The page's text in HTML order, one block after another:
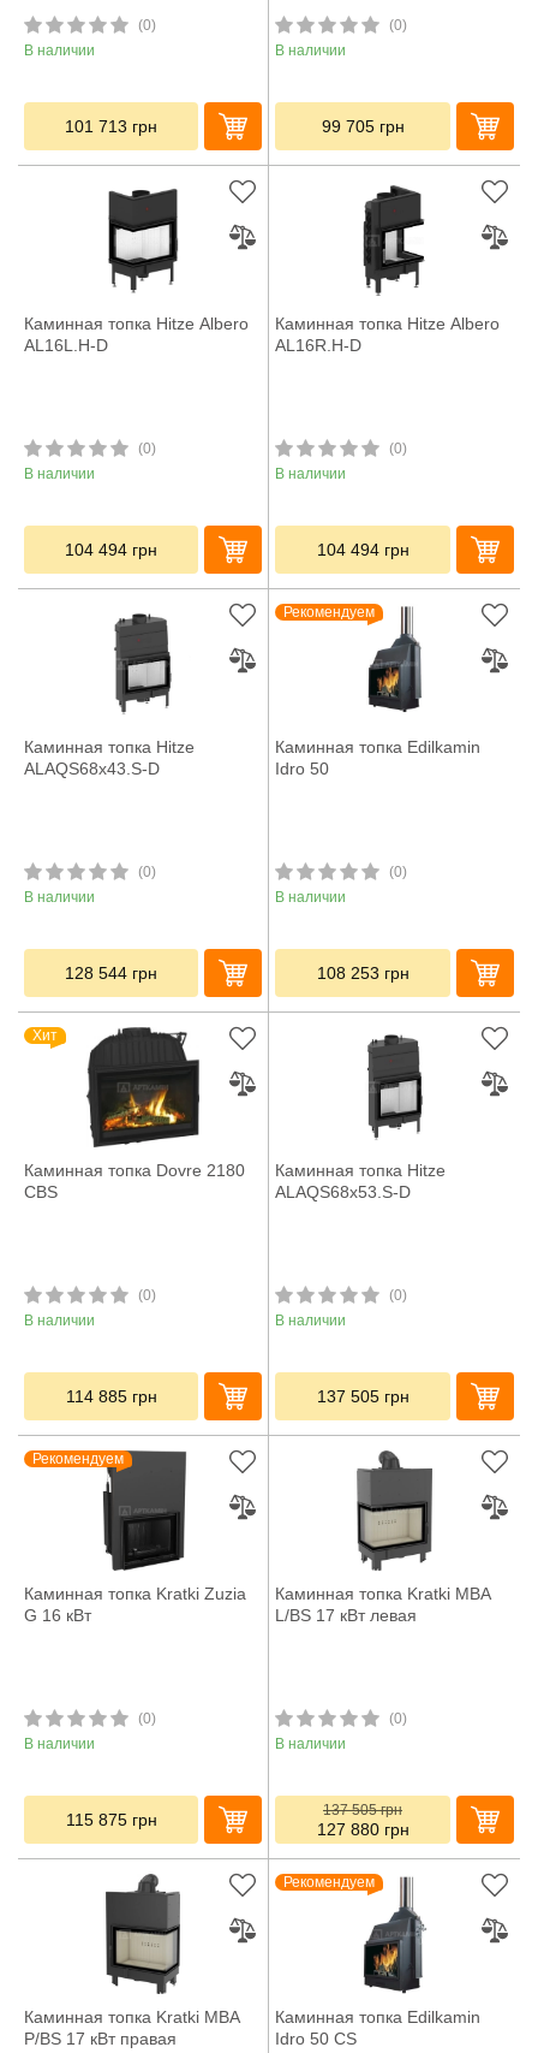
(0)
В наличии
101 713 грн
(0)
В наличии
99 705 грн
Каминная топка Hitze Albero
AL16L.H-D
(0)
В наличии
104 494 грн
Каминная топка Hitze Albero
AL16R.H-D
(0)
В наличии
104 494 грн
Каминная топка Hitze
ALAQS68x43.S-D
(0)
В наличии
128 544 грн
Рекомендуем
Каминная топка Edilkamin
Idro 50
(0)
В наличии
108 253 грн
Хит
Каминная топка Dovre 2180
CBS
(0)
В наличии
114 885 грн
Каминная топка Hitze
ALAQS68x53.S-D
(0)
В наличии
137 505 грн
Рекомендуем
Каминная топка Kratki Zuzia
G 16 кВт
(0)
В наличии
115 875 грн
Каминная топка Kratki MBA
L/BS 17 кВт левая
(0)
В наличии
137 505грн
127 880 грн
Каминная топка Kratki MBA
P/BS 17 кВт правая
Рекомендуем
Каминная топка Edilkamin
Idro 50 CS